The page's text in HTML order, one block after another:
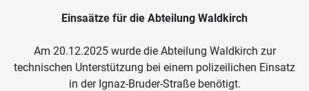
Einsaätze für die Abteilung Waldkirch
Am 20.12.2025 wurde die Abteilung Waldkirch zur
technischen Unterstützung bei einem polizeilichen Einsatz
in der Ignaz-Bruder-Straße benötigt.